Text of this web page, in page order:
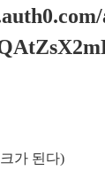
가 된다)